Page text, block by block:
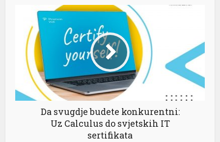
Da svugdje budete konkurentni:
Uz Calculus do svjetskih IT
sertifikata